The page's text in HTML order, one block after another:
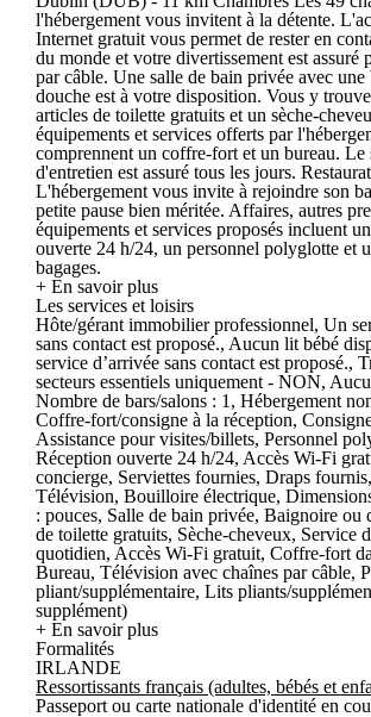
l'hébergement vous invitent à la détente.
Internet gratuit vous permet de rester en
du monde et votre divertissement est assuré
par câble. Une salle de bain privée avec
douche est à votre disposition. Vous y
articles de toilette gratuits et un sèche-
équipements et services offerts par
comprennent un coffre-fort et un bureau. Le
d'entretien est assuré tous les jours.
L'hébergement vous invite à rejoindre son
petite pause bien méritée. Affaires, autres
équipements et services proposés incluent
ouverte 24 h/24, un personnel polyglotte et
bagages.
+ En savoir plus
Les services et loisirs
Hôte/gérant immobilier professionnel, Un
sans contact est proposé., Aucun lit bébé
service d’arrivée sans contact est proposé.,
secteurs essentiels uniquement - NON,
Nombre de bars/salons : 1, Hébergement
Coffre-fort/consigne à la réception,
Assistance pour visites/billets, Personnel
Réception ouverte 24 h/24, Accès Wi-Fi
concierge, Serviettes fournies, Draps
Télévision, Bouilloire électrique,
: pouces, Salle de bain privée, Baignoire ou
de toilette gratuits, Sèche-cheveux, Service
quotidien, Accès Wi-Fi gratuit, Coffre-fort
Bureau, Télévision avec chaînes par câble,
pliant/supplémentaire, Lits pliants/
supplément)
+ En savoir plus
Formalités
IRLANDE
Ressortissants français (adultes, bébés et
Passeport ou carte nationale d'identité en